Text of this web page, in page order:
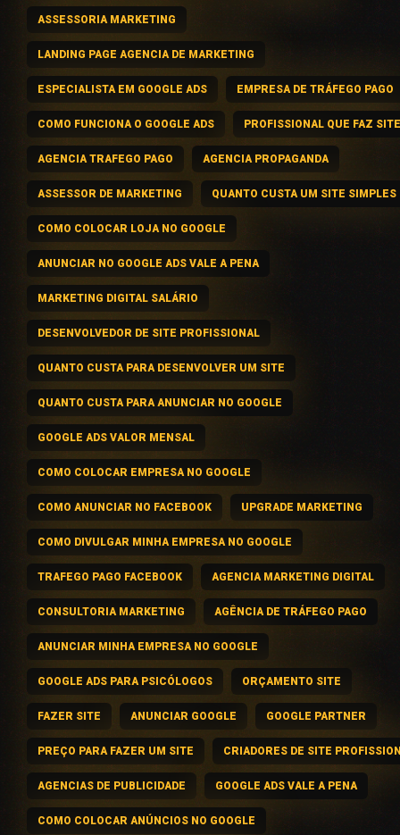
ASSESSORIA MARKETING
LANDING PAGE AGENCIA DE MARKETING
ESPECIALISTA EM GOOGLE ADS EMPRESA DE TRÁFEGO PAGO
COMO FUNCIONA O GOOGLE ADS PROFISSIONAL QUE FAZ SITE
AGENCIA TRAFEGO PAGO AGENCIA PROPAGANDA
ASSESSOR DE MARKETING QUANTO CUSTA UM SITE SIMPLES
COMO COLOCAR LOJA NO GOOGLE
ANUNCIAR NO GOOGLE ADS VALE A PENA
MARKETING DIGITAL SALÁRIO
DESENVOLVEDOR DE SITE PROFISSIONAL
QUANTO CUSTA PARA DESENVOLVER UM SITE
QUANTO CUSTA PARA ANUNCIAR NO GOOGLE
GOOGLE ADS VALOR MENSAL
COMO COLOCAR EMPRESA NO GOOGLE
COMO ANUNCIAR NO FACEBOOK UPGRADE MARKETING
COMO DIVULGAR MINHA EMPRESA NO GOOGLE
TRAFEGO PAGO FACEBOOK AGENCIA MARKETING DIGITAL
CONSULTORIA MARKETING AGÊNCIA DE TRÁFEGO PAGO
ANUNCIAR MINHA EMPRESA NO GOOGLE
GOOGLE ADS PARA PSICÓLOGOS ORÇAMENTO SITE
FAZER SITE ANUNCIAR GOOGLE GOOGLE PARTNER
PREÇO PARA FAZER UM SITE CRIADORES DE SITE
AGENCIAS DE PUBLICIDADE GOOGLE ADS VALE A PENA
COMO COLOCAR ANÚNCIOS NO GOOGLE